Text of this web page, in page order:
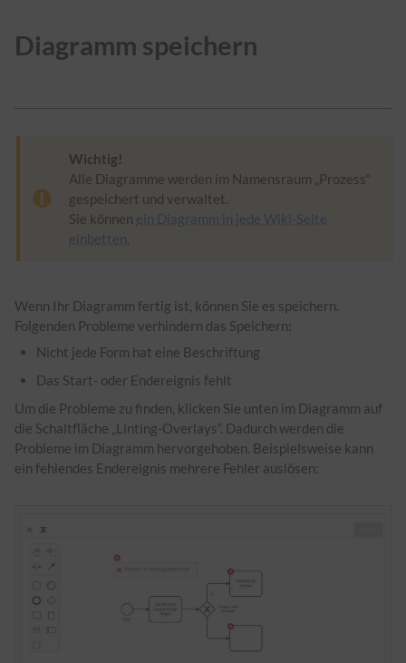
Diagramm speichern
Wichtig!
Alle Diagramme werden im Namensraum „Prozess“
gespeichert und verwaltet.
Sie können ein Diagramm in jede Wiki-Seite
einbetten.
Wenn Ihr Diagramm fertig ist, können Sie es speichern.
Folgenden Probleme verhindern das Speichern:
Nicht jede Form hat eine Beschriftung
Das Start- oder Endereignis fehlt
Um die Probleme zu finden, klicken Sie unten im Diagramm auf
die Schaltfläche „Linting-Overlays“. Dadurch werden die
Probleme im Diagramm hervorgehoben. Beispielsweise kann
ein fehlendes Endereignis mehrere Fehler auslösen: